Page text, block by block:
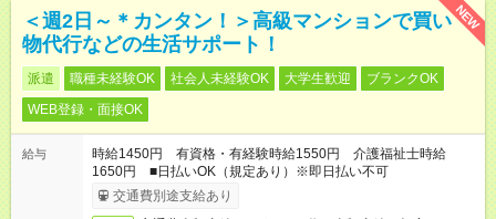
NEW
＜週2日～＊カンタン！＞高級マンションで買い
物代行などの生活サポート！
派遣 職種未経験OK 社会人未経験OK 大学生歓迎
ブランクOK
WEB登録・面接OK
給与
時給1450円 有資格・有経験時給1550円 介護福祉士時給
1650円 ■日払いOK（規定あり）※即日払い不可
交通費別途支給あり